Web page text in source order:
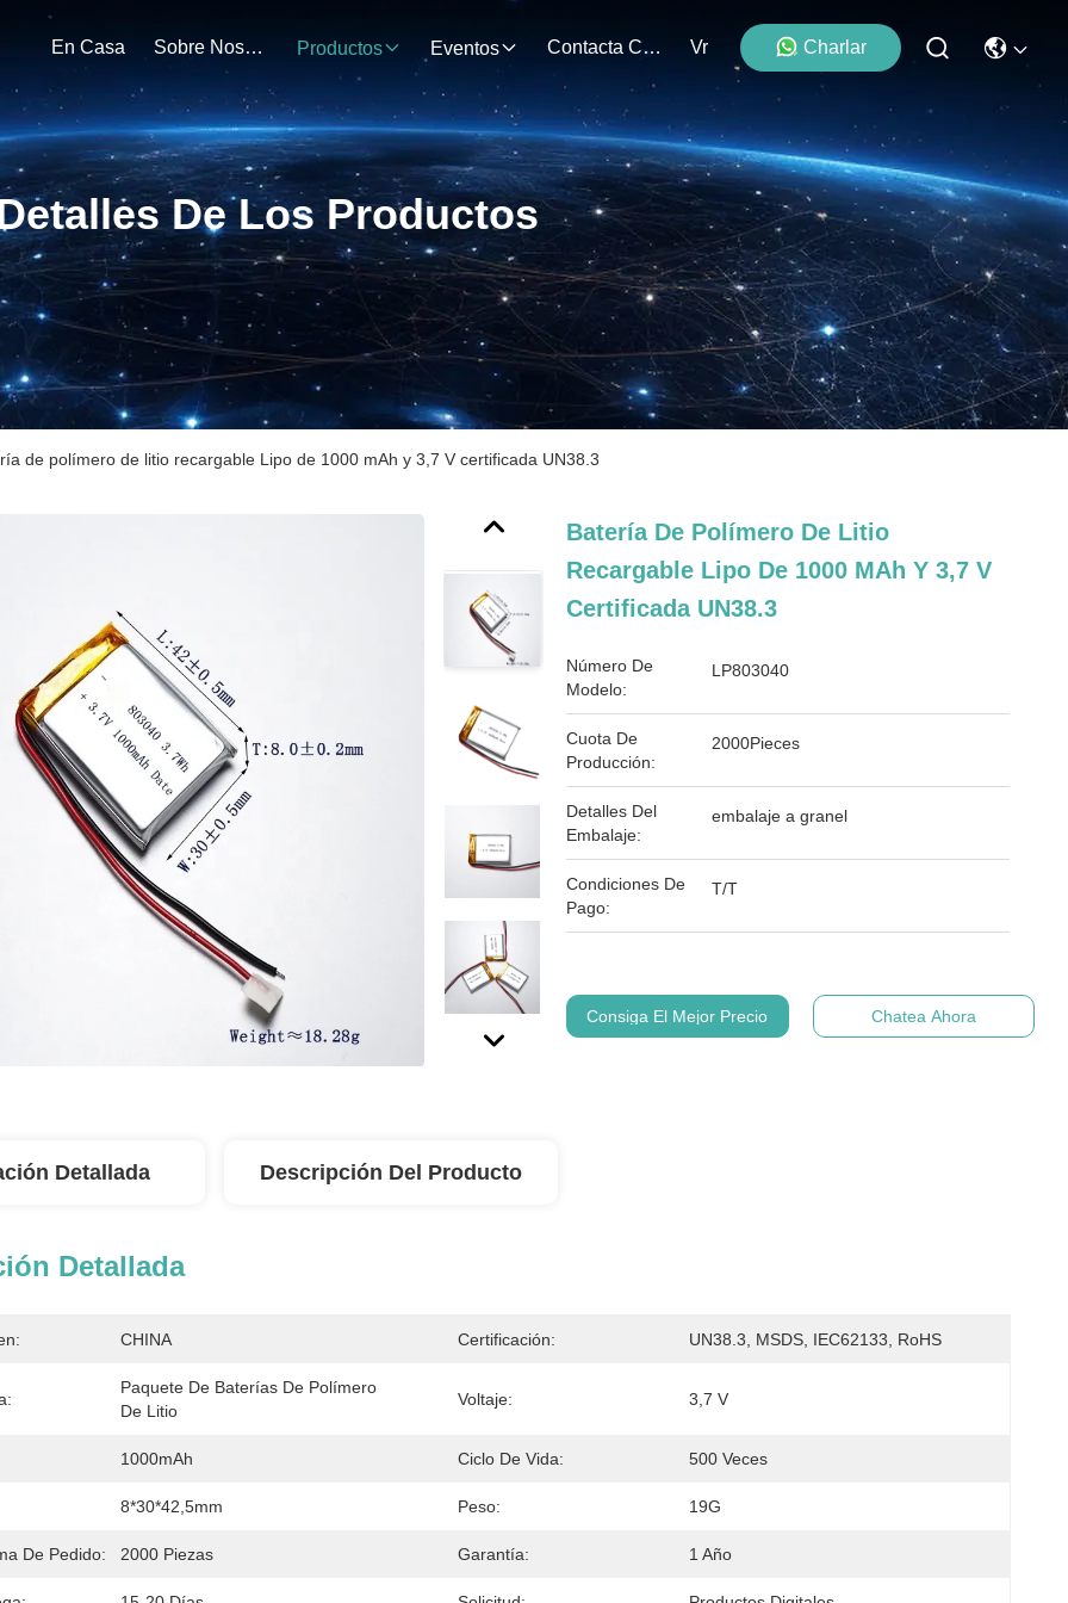
En Casa Sobre Nosotros Productos Eventos Contacta Con Nosotros Vr Charlar
De Los Productos
de polímero de litio recargable Lipo de 1000 mAh y 3,7 V certificada UN38.3
Batería De Polímero De Litio
Recargable Lipo De 1000 MAh Y 3,7 V
Certificada UN38.3
Número De
Modelo:
LP803040
Cuota De
Producción:
2000Pieces
Detalles Del
Embalaje:
embalaje a granel
Condiciones De
Pago:
T/T
Consiga El Mejor Precio Chatea Ahora
Detallada Descripción Del Producto
Detallada
CHINA Certificación: UN38.3, MSDS, IEC62133, RoHS
Paquete De Baterías De Polímero
De Litio
Voltaje: 3,7 V
1000mAh Ciclo De Vida: 500 Veces
8*30*42,5mm Peso: 19G
De Pedido: 2000 Piezas Garantía: 1 Año